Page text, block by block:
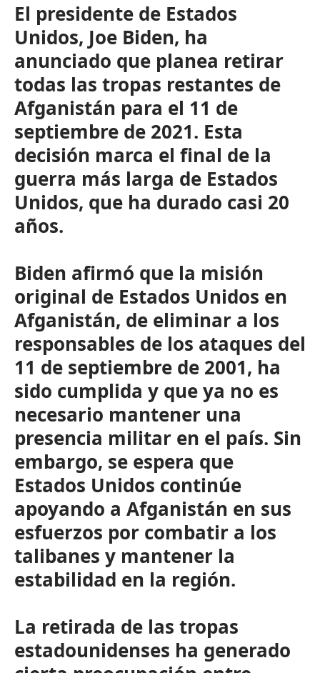
El presidente de Estados
Unidos, Joe Biden, ha
anunciado que planea retirar
todas las tropas restantes de
Afganistán para el 11 de
septiembre de 2021. Esta
decisión marca el final de la
guerra más larga de Estados
Unidos, que ha durado casi 20
años.
Biden afirmó que la misión
original de Estados Unidos en
Afganistán, de eliminar a los
responsables de los ataques del
11 de septiembre de 2001, ha
sido cumplida y que ya no es
necesario mantener una
presencia militar en el país. Sin
embargo, se espera que
Estados Unidos continúe
apoyando a Afganistán en sus
esfuerzos por combatir a los
talibanes y mantener la
estabilidad en la región.
La retirada de las tropas
estadounidenses ha generado